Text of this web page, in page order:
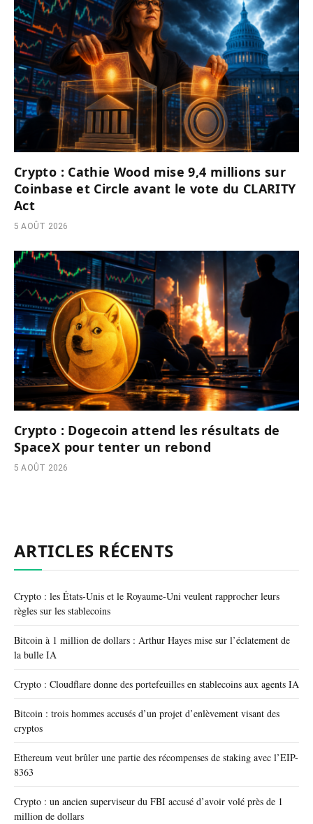
Crypto : Cathie Wood mise 9,4 millions sur
Coinbase et Circle avant le vote du CLARITY
Act
5 AOÛT 2026
Crypto : Dogecoin attend les résultats de
SpaceX pour tenter un rebond
5 AOÛT 2026
ARTICLES RÉCENTS
Crypto : les États-Unis et le Royaume-Uni veulent rapprocher leurs
règles sur les stablecoins
Bitcoin à 1 million de dollars : Arthur Hayes mise sur l’éclatement de
la bulle IA
Crypto : Cloudflare donne des portefeuilles en stablecoins aux agents IA
Bitcoin : trois hommes accusés d’un projet d’enlèvement visant des
cryptos
Ethereum veut brûler une partie des récompenses de staking avec l’EIP-
8363
Crypto : un ancien superviseur du FBI accusé d’avoir volé près de 1
million de dollars